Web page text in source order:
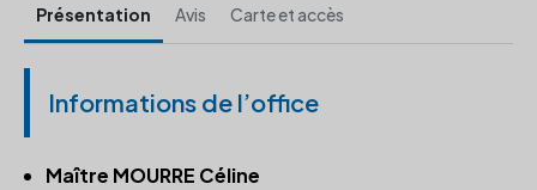
Présentation Avis Carte et accès
Informations de l’office
Maître MOURRE Céline